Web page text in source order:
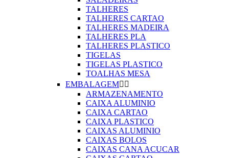
TALHERES
TALHERES CARTAO
TALHERES MADEIRA
TALHERES PLA
TALHERES PLASTICO
TIGELAS
TIGELAS PLASTICO
TOALHAS MESA
EMBALAGEM 
ARMAZENAMENTO
CAIXA ALUMINIO
CAIXA CARTAO
CAIXA PLASTICO
CAIXAS ALUMINIO
CAIXAS BOLOS
CAIXAS CANA ACUCAR